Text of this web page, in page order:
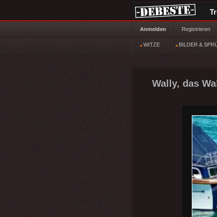
Anmelden Registrieren
WITZE BILDER &
Wally, das